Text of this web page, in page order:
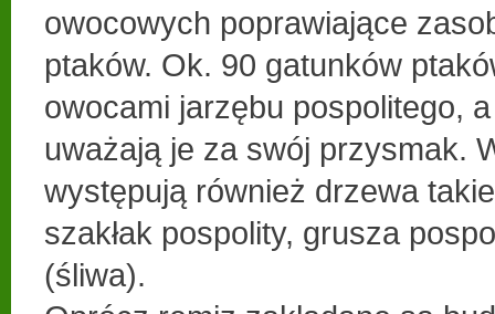
owocowych poprawiające
ptaków. Ok. 90 gatunków
owocami jarzębu pospolitego,
uważają je za swój przysmak.
występują również drzewa
szakłak pospolity, grusza
(śliwa).